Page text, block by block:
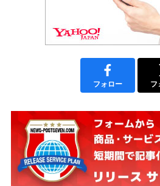
フォロー フ